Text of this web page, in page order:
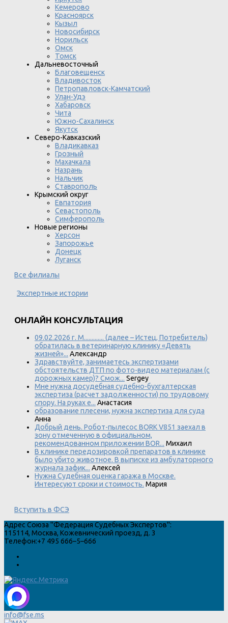
Кемерово
Красноярск
Кызыл
Новосибирск
Норильск
Омск
Томск
Дальневосточный
Благовещенск
Владивосток
Петропавловск-Камчатский
Улан-Удэ
Хабаровск
Чита
Южно-Сахалинск
Якутск
Северо-Кавказский
Владикавказ
Грозный
Махачкала
Назрань
Нальчик
Ставрополь
Крымский округ
Евпатория
Севастополь
Симферополь
Новые регионы
Херсон
Запорожье
Донецк
Луганск
Все филиалы
Экспертные истории
ОНЛАЙН КОНСУЛЬТАЦИЯ
09.02.2026 г. М............. (далее – Истец, Потребитель)
обратилась в ветеринарную клинику «Девять
жизней»... Александр
Здравствуйте, занимаетесь экспертизами
обстоятельств ДТП по фото-видео материалам (с
дорожных камер)? Смож... Sergey
Мне нужна досудебная судебно-бухгалтерская
экспертиза (расчет задолженности) по трудовому
спору. На руках е... Анастасия
образование плесени, нужна экспертиза для суда
Анна
Добрый день. Робот-пылесос BORK V851 заехал в
зону отмеченную в официальном,
рекомендованном приложении BOR... Михаил
В клинике передозировкой препаратов в клинике
было убито животное. В выписке из амбулаторного
журнала зафик... Алексей
Нужна Судебная оценка гаража в Москве.
Интересуют сроки и стоимость. Мария
Вступить в ФСЭ
Адрес Союза "Федерация Судебных Экспертов":
115114, Москва, Кожевнический проезд, д. 3
Телефон:+7 495 666–5–666
info@fse.ms